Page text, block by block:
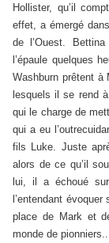
Hollister, qu’il
effet, a émergé
de l’Ouest.
l’épaule quelques
Washburn prêtent
lesquels il se rend
qui le charge de
qui a eu
fils Luke. Juste
alors de ce qu’il
lui, il a échoué
l’entendant
place de Mark et
monde de pionniers...